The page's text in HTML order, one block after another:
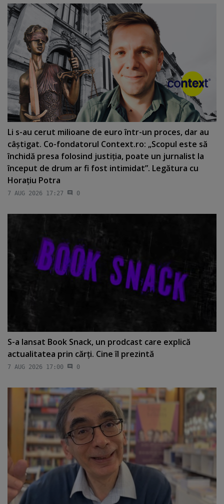
Li s-au cerut milioane de euro într-un proces, dar au
câştigat. Co-fondatorul Context.ro: „Scopul este să
închidă presa folosind justiţia, poate un jurnalist la
început de drum ar fi fost intimidat”. Legătura cu
Horaţiu Potra
7 AUG 2026 17:27 0
S-a lansat Book Snack, un prodcast care explică
actualitatea prin cărţi. Cine îl prezintă
7 AUG 2026 17:00 0